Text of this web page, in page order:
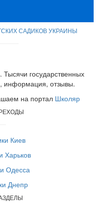
САДИКОВ УКРАИНЫ
Тысячи государственных
информация, отзывы.
на портал Школяр
Киев
Харьков
Одесса
Днепр